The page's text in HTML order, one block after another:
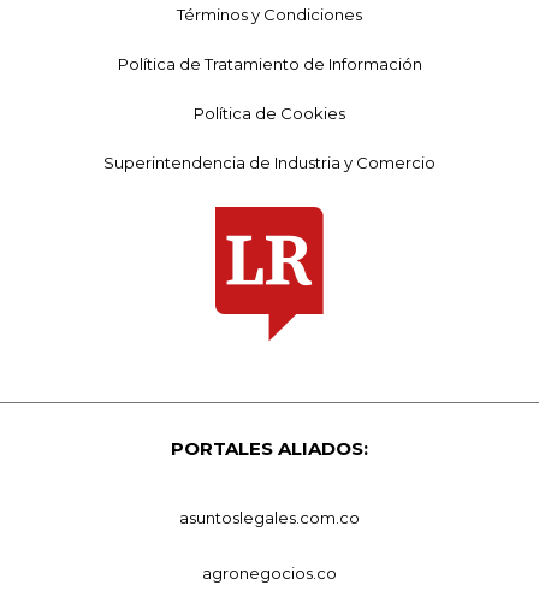
Términos y Condiciones
Política de Tratamiento de Información
Política de Cookies
Superintendencia de Industria y Comercio
PORTALES ALIADOS:
asuntoslegales.com.co
agronegocios.co